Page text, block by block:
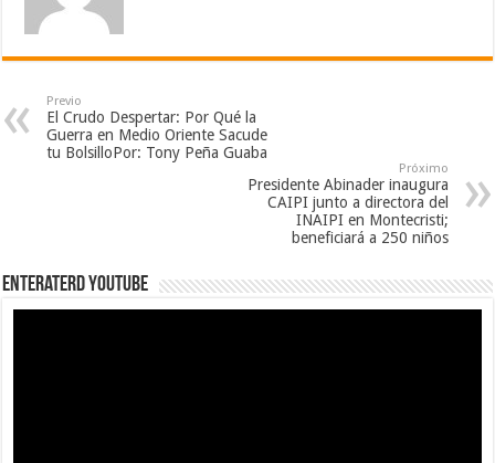
Previo
El Crudo Despertar: Por Qué la
Guerra en Medio Oriente Sacude
tu BolsilloPor: Tony Peña Guaba
Próximo
Presidente Abinader inaugura
CAIPI junto a directora del
INAIPI en Montecristi;
beneficiará a 250 niños
EnterateRD YOUTUBE